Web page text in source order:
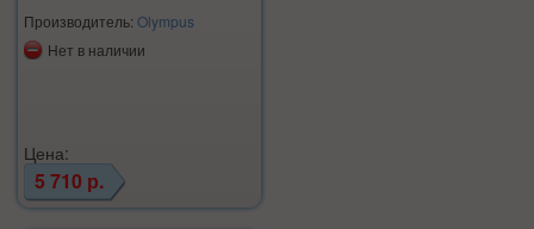
Производитель: Olympus
Нет в наличии
Цена:
5 710 р.